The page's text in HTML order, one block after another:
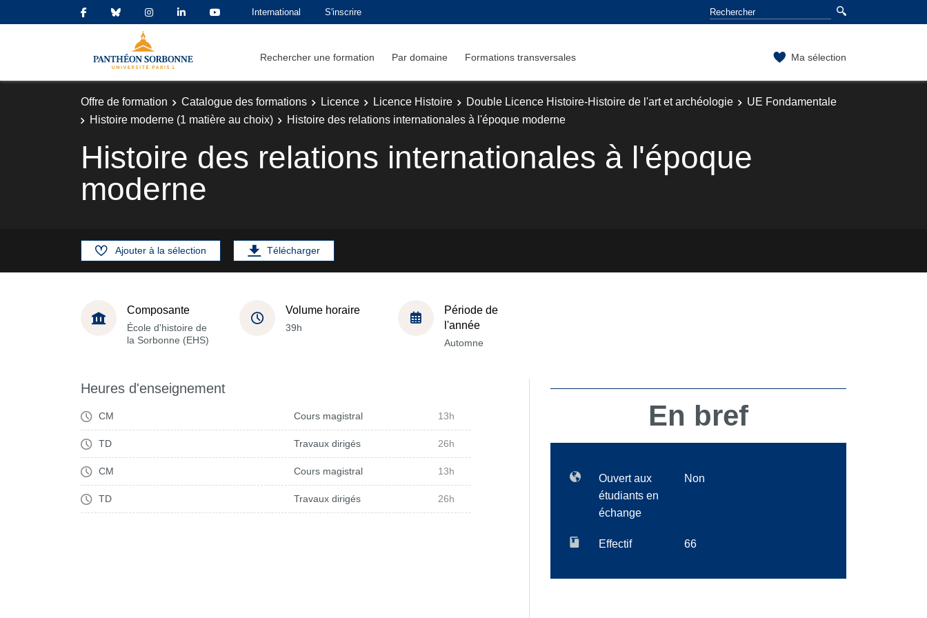
International S'inscrire
Rechercher une formation Par domaine Formations transversales Ma sélection
Offre de formation Catalogue des formations Licence Licence Histoire Double Licence Histoire-Histoire de l'art et archéologie
UE Fondamentale
Histoire moderne (1 matière au choix)
Histoire des relations internationales à l'époque moderne
Histoire des relations internationales à l'époque
moderne
Ajouter à la sélection Télécharger
Composante
École d'histoire de
la Sorbonne (EHS)
Volume horaire
39h
Période de
l'année
Automne
Heures d'enseignement
CM Cours magistral 13h
TD Travaux dirigés 26h
CM Cours magistral 13h
TD Travaux dirigés 26h
En bref
Ouvert aux
étudiants en
échange
Non
Effectif 66